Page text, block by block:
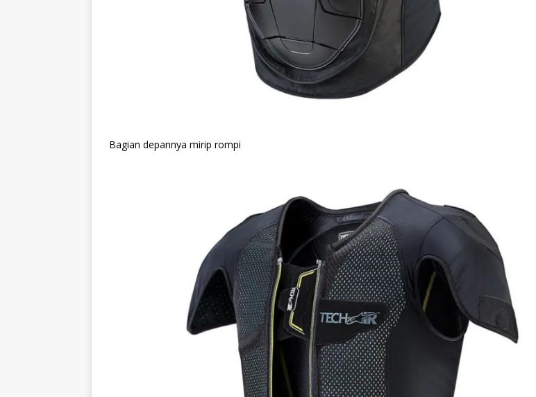
Bagian depannya mirip rompi